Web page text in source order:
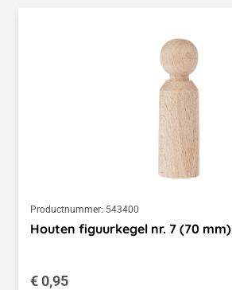
Productnummer: 543400
Houten figuurkegel nr. 7 (70 mm)
Normale prijs:
€ 0,95